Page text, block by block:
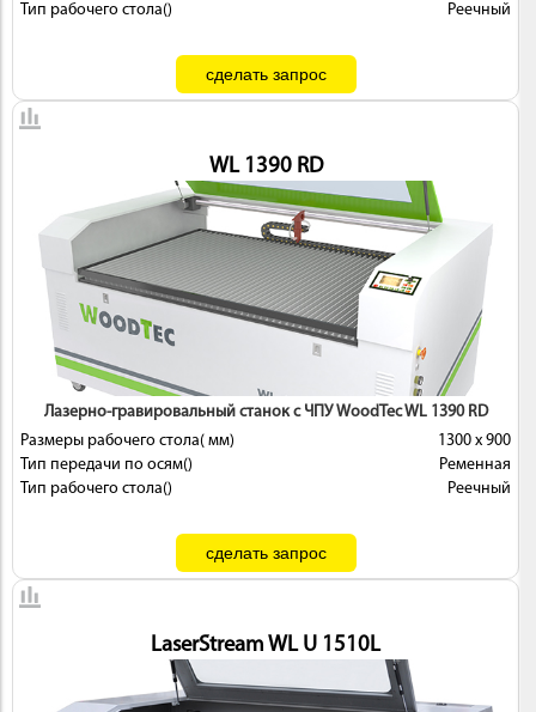
Тип рабочего стола()
Реечный
WL 1390 RD
Лазерно-гравировальный станок с ЧПУ WoodTec WL 1390 RD
Размеры рабочего стола( мм)
1300 х 900
Тип передачи по осям()
Ременная
Тип рабочего стола()
Реечный
LaserStream WL U 1510L